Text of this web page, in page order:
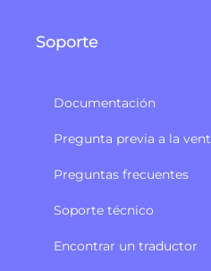
Soporte
Documentación
Pregunta previa a la
Preguntas frecuentes
Soporte técnico
Encontrar un traductor